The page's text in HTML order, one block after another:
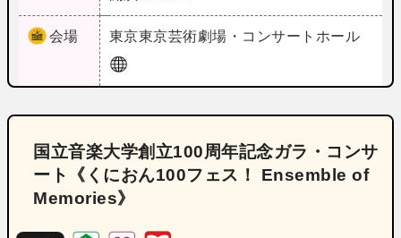
会場 東京東京芸術劇場・コンサートホール
国立音楽大学創立100周年記念ガラ・コンサ
ート《くにおん100フェス！ Ensemble of
Memories》